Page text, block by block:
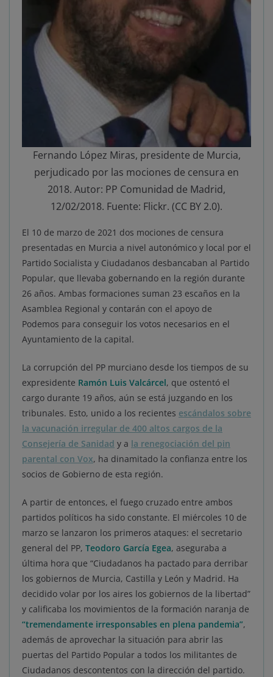
Fernando López Miras, presidente de Murcia,
perjudicado por las mociones de censura en
2018. Autor: PP Comunidad de Madrid,
12/02/2018. Fuente: Flickr. (CC BY 2.0).
El 10 de marzo de 2021 dos mociones de censura
presentadas en Murcia a nivel autonómico y local por el
Partido Socialista y Ciudadanos desbancaban al Partido
Popular, que llevaba gobernando en la región durante
26 años. Ambas formaciones suman 23 escaños en la
Asamblea Regional y contarán con el apoyo de
Podemos para conseguir los votos necesarios en el
Ayuntamiento de la capital.
La corrupción del PP murciano desde los tiempos de su
expresidente Ramón Luis Valcárcel, que ostentó el
cargo durante 19 años, aún se está juzgando en los
tribunales. Esto, unido a los recientes escándalos sobre
la vacunación irregular de 400 altos cargos de la
Consejería de Sanidad y a la renegociación del pin
parental con Vox, ha dinamitado la confianza entre los
socios de Gobierno de esta región.
A partir de entonces, el fuego cruzado entre ambos
partidos políticos ha sido constante. El miércoles 10 de
marzo se lanzaron los primeros ataques: el secretario
general del PP, Teodoro García Egea, aseguraba a
última hora que “Ciudadanos ha pactado para derribar
los gobiernos de Murcia, Castilla y León y Madrid. Ha
decidido volar por los aires los gobiernos de la libertad”
y calificaba los movimientos de la formación naranja de
“tremendamente irresponsables en plena pandemia”,
además de aprovechar la situación para abrir las
puertas del Partido Popular a todos los militantes de
Ciudadanos descontentos con la dirección del partido.